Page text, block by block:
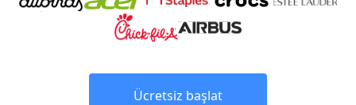
Ücretsiz başlat